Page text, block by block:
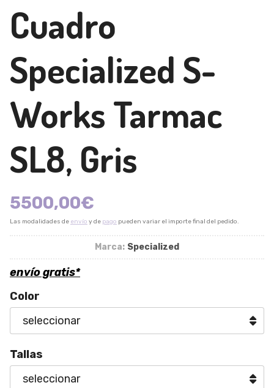
Cuadro
Specialized S-
Works Tarmac
SL8, Gris
5500,00€
Las modalidades de envío y de pago pueden variar el importe final del pedido.
Marca: Specialized
envío gratis*
Color
Tallas